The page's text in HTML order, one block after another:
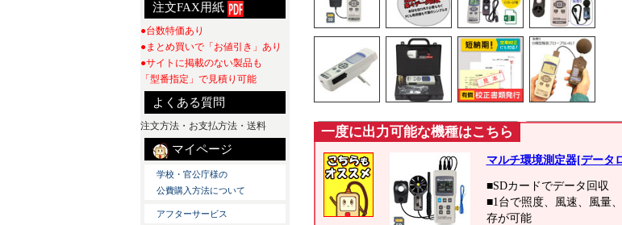
特長
一度に出力可能な機種はこちら
マルチ環境測定器[データ
■SDカードでデータ回収
■1台で照度、風速、風量
存が可能
注文FAX用紙
●台数特価あり
●まとめ買いで「お値引き」あり
●サイトに掲載のない製品も
「型番指定」で見積り可能
よくある質問
注文方法・お支払方法・送料
マイページ
学校・官公庁様の
公費購入方法について
アフターサービス